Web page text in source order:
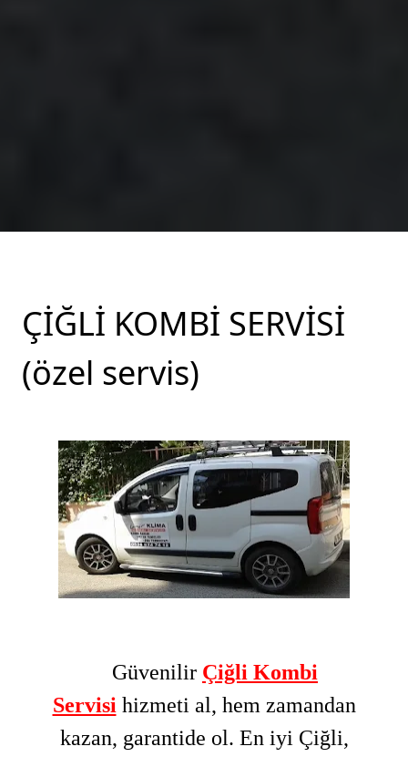
ÇİĞLİ KOMBİ SERVİSİ
(özel servis)
Güvenilir Çiğli Kombi
Servisi hizmeti al, hem zamandan
kazan, garantide ol. En iyi Çiğli,